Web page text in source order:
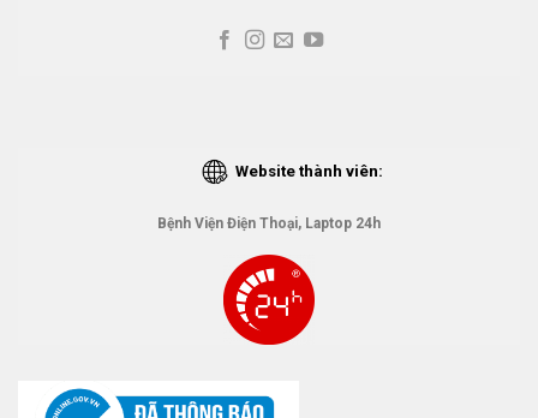
Website thành viên:
Bệnh Viện Điện Thoại, Laptop 24h